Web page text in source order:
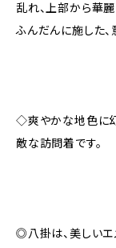
乱れ、上部から華
ふんだんに施した
◇爽やかな地色に幻
敵な訪問着です。
◎八掛は、美しいエ